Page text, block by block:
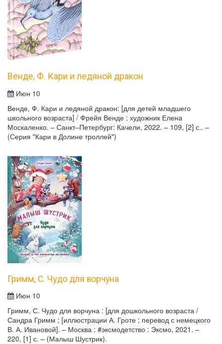
Венде, Ф. Кари и ледяной дракон
Июн 10
Венде, Ф. Кари и ледяной дракон: [для детей младшего
школьного возраста] / Фрейя Венде ; художник Елена
Москаленко. – Санкт–Петербург: Качели, 2022. – 109, [2] с.. –
(Серия "Кари в Долине троллей")
Гримм, С. Чудо для ворчуна
Июн 10
Гримм, С. Чудо для ворчуна : [для дошкольного возраста /
Сандра Гримм ; [иллюстрации А. Гроте ; перевод с немецкого
В. А. Ивановой]. – Москва : #эксмодетство : Эксмо, 2021. –
220, [1] с. – (Малыш Шустрик).